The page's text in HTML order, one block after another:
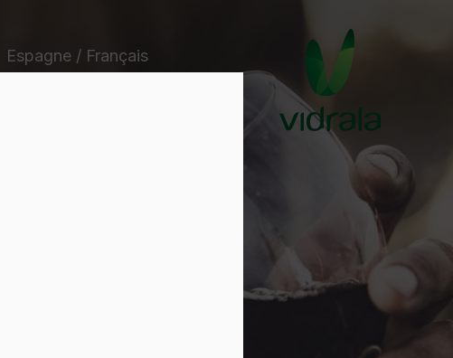
Espagne / Français